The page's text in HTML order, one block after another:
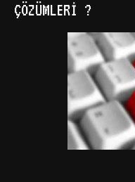
ÇÖZÜMLERI ?